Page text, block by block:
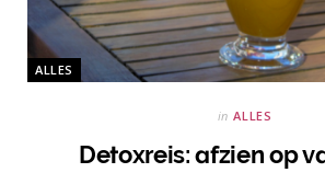
ALLES
in ALLES
Detoxreis: afzien op